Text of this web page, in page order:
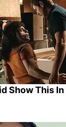
Show This